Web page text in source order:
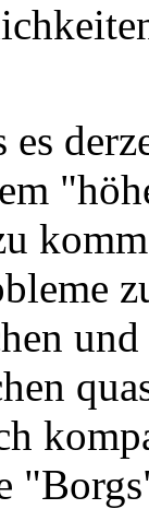
es